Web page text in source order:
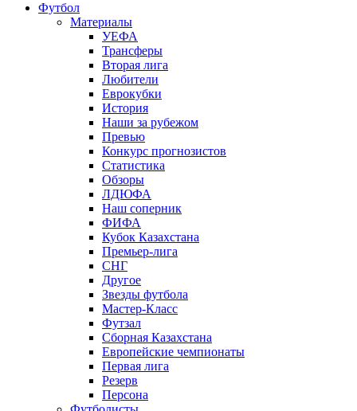
Футбол
Материалы
УЕФА
Трансферы
Вторая лига
Любители
Еврокубки
История
Наши за рубежом
Превью
Конкурс прогнозистов
Статистика
Обзоры
ЛДЮФА
Наш соперник
ФИФА
Кубок Казахстана
Премьер-лига
СНГ
Другое
Звезды футбола
Мастер-Класс
Футзал
Сборная Казахстана
Европейские чемпионаты
Первая лига
Резерв
Персона